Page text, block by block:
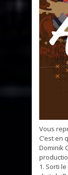
Vous
C’est
Dominik
1. Sorti